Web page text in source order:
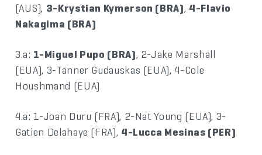
(AUS), 3-Krystian Kymerson (BRA), 4-Flavio
Nakagima (BRA)
3.a: 1-Miguel Pupo (BRA), 2-Jake Marshall
(EUA), 3-Tanner Gudauskas (EUA), 4-Cole
Houshmand (EUA)
4.a: 1-Joan Duru (FRA), 2-Nat Young (EUA), 3-
Gatien Delahaye (FRA), 4-Lucca Mesinas (PER)